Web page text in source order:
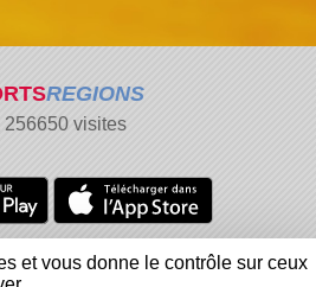
REGIONS
256650 visites
Gestion des cookies
Signaler un contenu inapproprié
et vous donne le contrôle sur ceux